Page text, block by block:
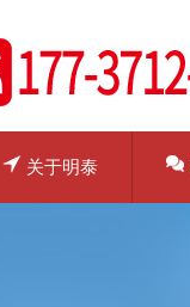
关于明泰